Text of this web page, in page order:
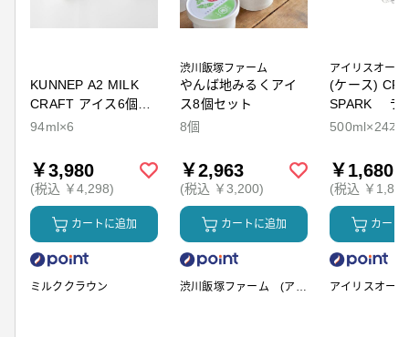
KUNNEP A2 MILK
CRAFT アイス6個セ
ット
94ml×6
￥3,980
(税込 ￥4,298)
カートに追加
ミルククラウン
渋川飯塚ファーム
やんば地みるくアイ
ス8個セット
8個
￥2,963
(税込 ￥3,200)
カートに追加
渋川飯塚ファーム (アイ
アイリスオーヤ
(ケース)
SPARK ラ
500ml×24本
￥1,680
(税込 ￥
カート
アイリスオー